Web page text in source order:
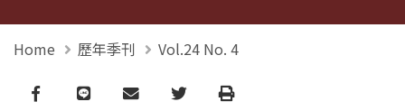
Home 歷年季刊 Vol.24 No. 4
Facebook
line email TwitterPrint